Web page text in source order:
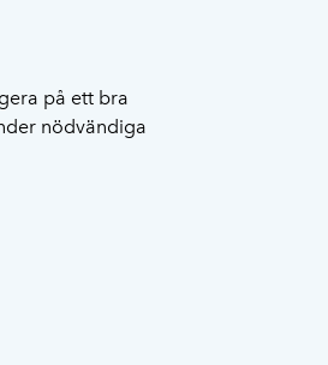
på ett bra
nödvändiga